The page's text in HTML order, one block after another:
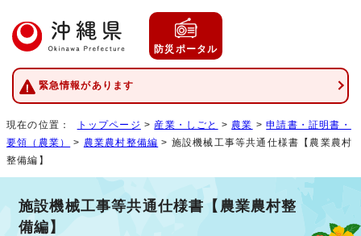
防災ポータル
緊急情報があります
現在の位置： トップページ > 産業・しごと > 農業 >申請書・証明書・
要領（農業）
> 農業農村整備編 > 施設機械工事等共通仕様書【農業農村
整備編】
施設機械工事等共通仕様書【農業農村整
備編】